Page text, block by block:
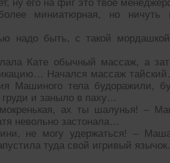
ну его на фиг это твое
миниатюрная, но ничуть
надо быть, с такой
Кате обычный массаж, а
Начался массаж
Машиного тела будоражили,
и заныло в паху…
ах ты шалунья! –
невольно застонала…
не могу удержаться! – Маша
туда свой игривый